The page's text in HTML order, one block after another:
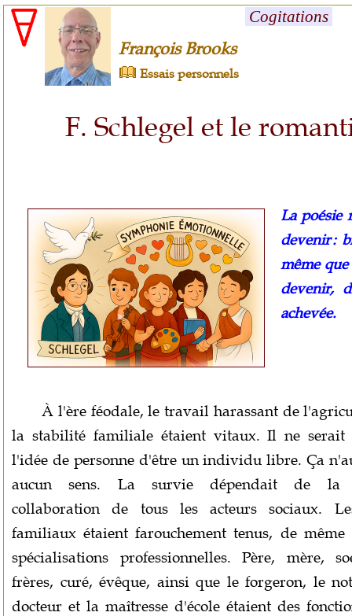
Cogitations
François Brooks
Essais personnels
F. Schlegel et le
La poésie
devenir :
même
devenir,
achevée.
À l'ère féodale, le travail harassant de
la stabilité familiale étaient vitaux. Il ne serait
l'idée de personne d'être un individu libre. Ça
aucun sens. La survie dépendait de la
collaboration de tous les acteurs sociaux.
familiaux étaient farouchement tenus, de même
spécialisations professionnelles. Père, mère,
frères, curé, évêque, ainsi que le forgeron, le
docteur et la maîtresse d'école étaient des